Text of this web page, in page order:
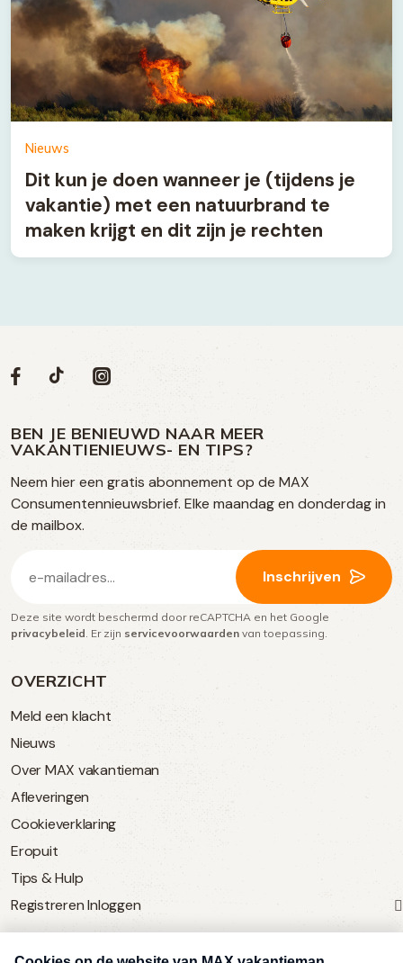
Nieuws
Dit kun je doen wanneer je (tijdens je
vakantie) met een natuurbrand te
maken krijgt en dit zijn je rechten
OVERZICHT
Meld een klacht
Nieuws
Over MAX vakantieman
Afleveringen
Cookieverklaring
Eropuit
Tips & Hulp
Registreren Inloggen
SERVICE
Volg
op
social
media
Social
Volg
op
Facebook
Volg
op
TikTok
Volg
op
Instagram
BEN JE BENIEUWD NAAR MEER
VAKANTIENIEUWS- EN TIPS?
Neem hier een gratis abonnement op de MAX
Consumentennieuwsbrief. Elke maandag en donderdag in
de mailbox.
mailadres
(Vereist)
Inschrijven
Deze site wordt beschermd door reCAPTCHA en het Google
privacybeleid . Er zijn servicevoorwaarden van toepassing.